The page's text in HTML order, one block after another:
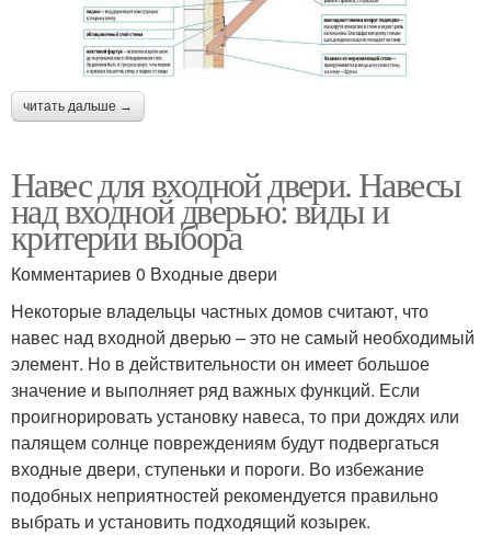
читать дальше →
Навес для входной двери. Навесы
над входной дверью: виды и
критерии выбора
Комментариев 0 Входные двери
Некоторые владельцы частных домов считают, что
навес над входной дверью – это не самый необходимый
элемент. Но в действительности он имеет большое
значение и выполняет ряд важных функций. Если
проигнорировать установку навеса, то при дождях или
палящем солнце повреждениям будут подвергаться
входные двери, ступеньки и пороги. Во избежание
подобных неприятностей рекомендуется правильно
выбрать и установить подходящий козырек.